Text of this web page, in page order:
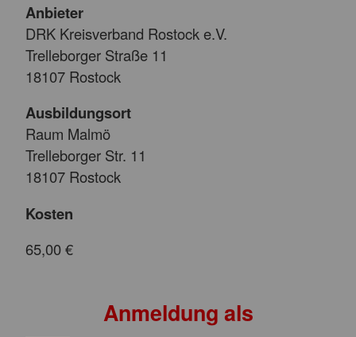
Anbieter
DRK Kreisverband Rostock e.V.
Trelleborger Straße 11
18107 Rostock
Ausbildungsort
Raum Malmö
Trelleborger Str. 11
18107 Rostock
Kosten
65,00 €
Anmeldung als